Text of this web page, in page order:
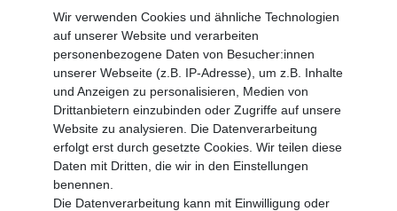
Battrerie Gesetz
Fragen und Antworten
Zahlungsarten
MEIN KONTO
Altgeräte Verordnung
Login
Registrieren
Vertrag widerrufen
Wir verwenden Cookies und ähnliche Technologien
auf unserer Website und verarbeiten
personenbezogene Daten von Besucher:innen
unserer Webseite (z.B. IP-Adresse), um z.B. Inhalte
und Anzeigen zu personalisieren, Medien von
Drittanbietern einzubinden oder Zugriffe auf unsere
Website zu analysieren. Die Datenverarbeitung
erfolgt erst durch gesetzte Cookies. Wir teilen diese
Daten mit Dritten, die wir in den Einstellungen
benennen.
Die Datenverarbeitung kann mit Einwilligung oder